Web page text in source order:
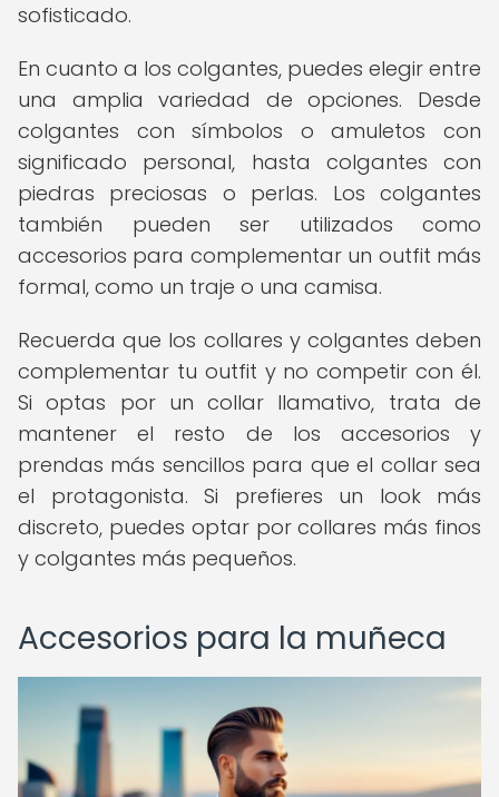
sofisticado.
En cuanto a los colgantes, puedes elegir entre
una amplia variedad de opciones. Desde
colgantes con símbolos o amuletos con
significado personal, hasta colgantes con
piedras preciosas o perlas. Los colgantes
también pueden ser utilizados como
accesorios para complementar un outfit más
formal, como un traje o una camisa.
Recuerda que los collares y colgantes deben
complementar tu outfit y no competir con él.
Si optas por un collar llamativo, trata de
mantener el resto de los accesorios y
prendas más sencillos para que el collar sea
el protagonista. Si prefieres un look más
discreto, puedes optar por collares más finos
y colgantes más pequeños.
Accesorios para la muñeca